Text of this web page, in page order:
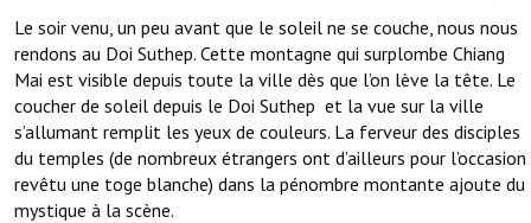
Le soir venu, un peu avant que le soleil ne se couche, nous nous
rendons au Doi Suthep. Cette montagne qui surplombe Chiang
Mai est visible depuis toute la ville dès que l’on lève la tête. Le
coucher de soleil depuis le Doi Suthep et la vue sur la ville
s’allumant remplit les yeux de couleurs. La ferveur des disciples
du temples (de nombreux étrangers ont d’ailleurs pour l’occasion
revêtu une toge blanche) dans la pénombre montante ajoute du
mystique à la scène.